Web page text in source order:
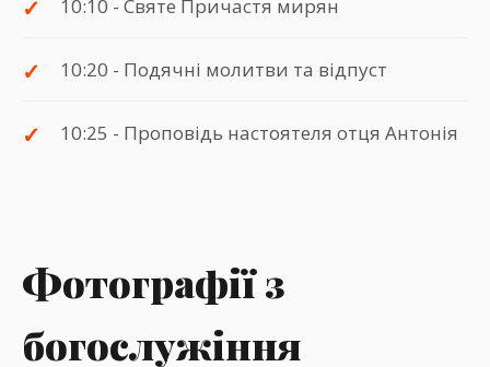
10:10 - Святе Причастя мирян
10:20 - Подячні молитви та відпуст
10:25 - Проповідь настоятеля отця Антонія
Фотографії з
богослужіння